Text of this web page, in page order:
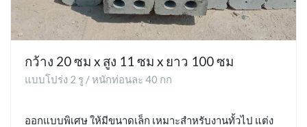
กว้าง 20 ซม x สูง 11 ซม x ยาว 100 ซม
แบบโปร่ง 2 รู / หนักท่อนละ 40 กก
ออกแบบพิเศษ ให้มีขนาดเล็ก เหมาะสำหรับงานทั้วไป แต่ง